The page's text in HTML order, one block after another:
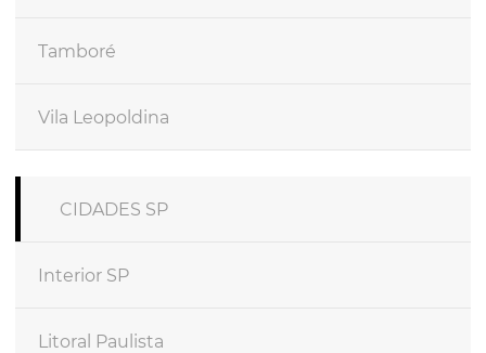
Tamboré
Vila Leopoldina
CIDADES SP
Interior SP
Litoral Paulista